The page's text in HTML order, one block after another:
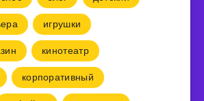
игрушки
кинотеатр
корпоративный